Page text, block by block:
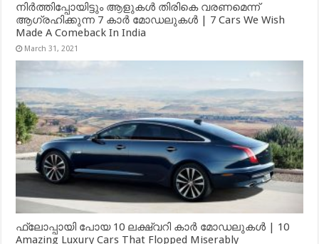
നിർത്തിപ്പോയിട്ടും ആളുകൾ തിരികെ വരണമെന്ന്
ആഗ്രഹിക്കുന്ന 7 കാർ മോഡലുകൾ | 7 Cars We Wish
Made A Comeback In India
March 31, 2021
ഫ്ലോപ്പായി പോയ 10 ലക്ഷ്വറി കാർ മോഡലുകൾ | 10
Amazing Luxury Cars That Flopped Miserably